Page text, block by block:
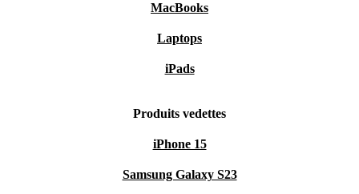
MacBooks
Laptops
iPads
Produits vedettes
iPhone 15
Samsung Galaxy S23